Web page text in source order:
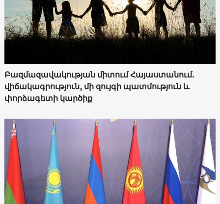
Բազմազավակության միտում Հայաստանում.
վիճակագրություն, մի զույգի պատմություն և
փորձագետի կարծիք